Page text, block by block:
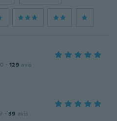
· 129 avis
· 39 avis